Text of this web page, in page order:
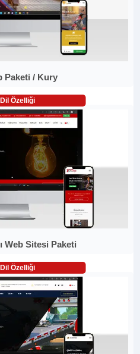
Paketi / Kury
Özelliği
Web Sitesi Paketi
Özelliği